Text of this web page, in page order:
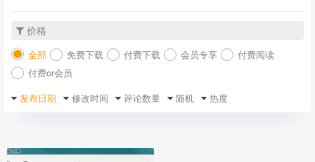
价格
全部 免费下载 付费下载 会员专享
付费阅读
付费or会员
发布日期
修改时间 评论数量 随机 热度